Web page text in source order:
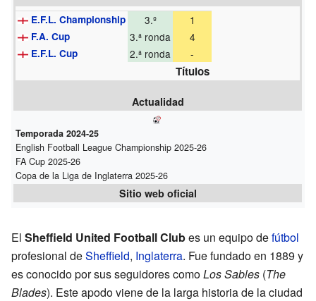
E.F.L. Championship 3.º 1
F.A. Cup 3.ª ronda 4
E.F.L. Cup 2.ª ronda -
Títulos
Actualidad
Temporada 2024-25
English Football League Championship 2025-26
FA Cup 2025-26
Copa de la Liga de Inglaterra 2025-26
Sitio web oficial
El Sheffield United Football Clubes un equipo defútbol
profesional deSheffield, Inglaterra. Fue fundado en 1889 y
es conocido por sus seguidores comoLos Sables (The
Blades). Este apodo viene de la larga historia de la ciudad